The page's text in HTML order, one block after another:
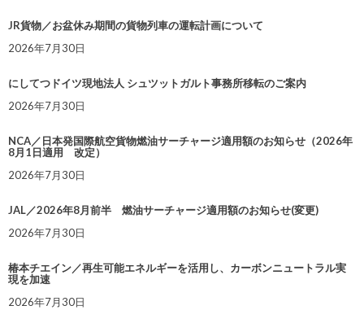
JR貨物／お盆休み期間の貨物列車の運転計画について
2026年7月30日
にしてつドイツ現地法人 シュツットガルト事務所移転のご案内
2026年7月30日
NCA／日本発国際航空貨物燃油サーチャージ適用額のお知らせ（2026年
8月1日適用 改定）
2026年7月30日
JAL／2026年8月前半 燃油サーチャージ適用額のお知らせ(変更)
2026年7月30日
椿本チエイン／再生可能エネルギーを活用し、カーボンニュートラル実
現を加速
2026年7月30日